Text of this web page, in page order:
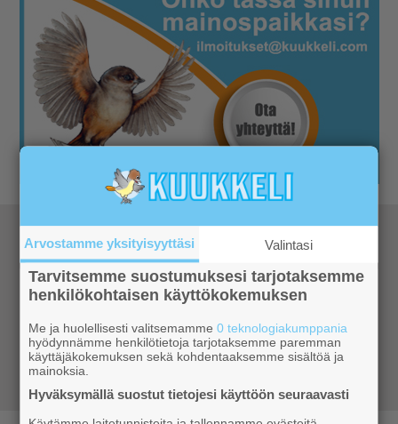
Katso kaikki retkeilyvinkit
RetkivinkitKatso mihin Ylläksellä ja
Parhaat vinkit ja ohjeet jokaiselle
vuodenajalle
Arvostamme yksityisyyttäsi Valintasi
Tarvitsemme suostumuksesi tarjotaksemme
henkilökohtaisen käyttökokemuksen
Me ja huolellisesti valitsemamme0 teknologiakumppania
hyödynnämme henkilötietoja tarjotaksemme paremman
käyttäjäkokemuksen sekä kohdentaaksemme sisältöä ja
mainoksia.
Hyväksymällä suostut tietojesi käyttöön seuraavasti